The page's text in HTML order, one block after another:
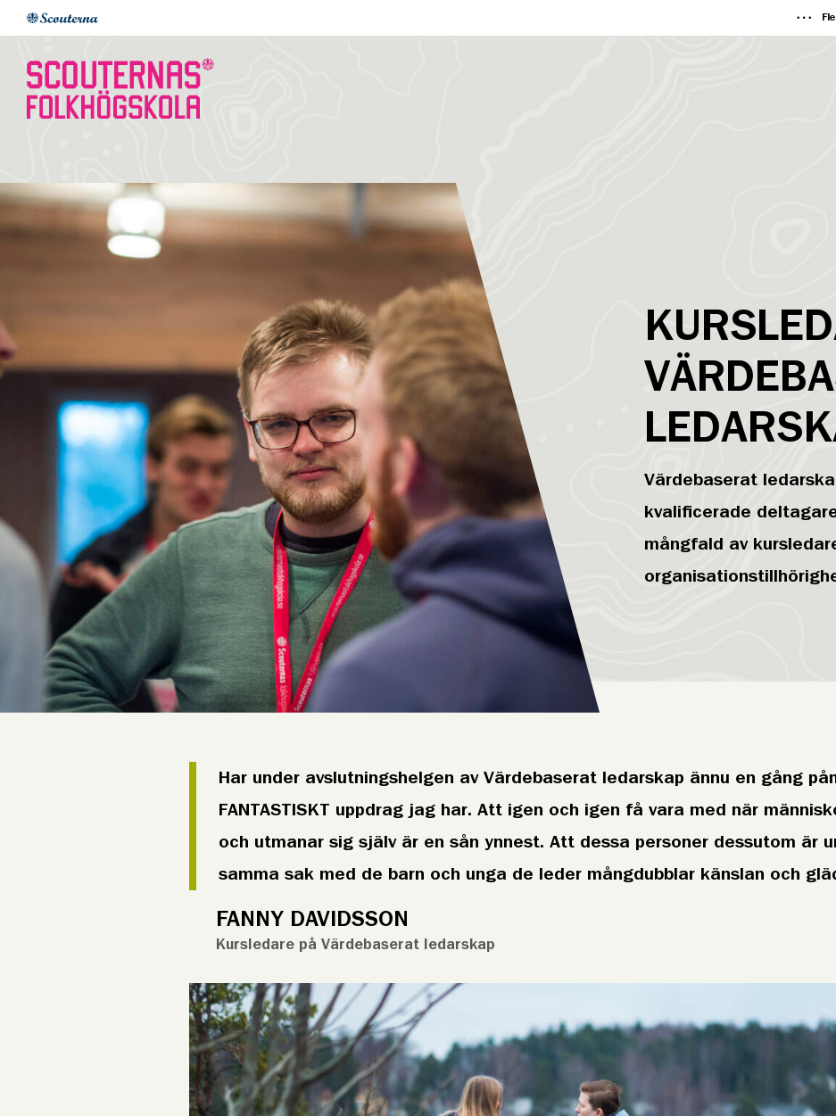
Värdebaserat
kvalificerade
mångfald av
Har under avslutningshelgen av Värdebaserat ledarskap ännu en gång
FANTASTISKT uppdrag jag har. Att igen och igen få vara med när
och utmanar sig själv är en sån ynnest. Att dessa personer dessutom är
samma sak med de barn och unga de leder mångdubblar känslan och
FANNY DAVIDSSON
Kursledare på Värdebaserat ledarskap